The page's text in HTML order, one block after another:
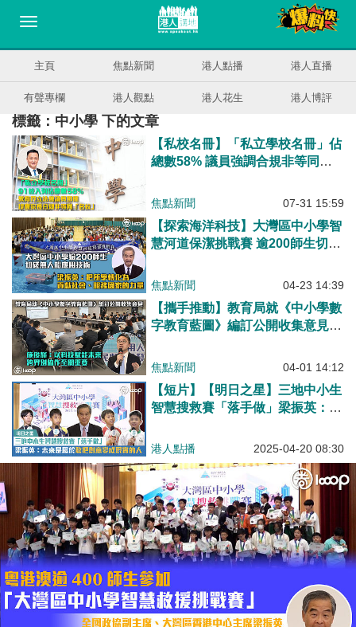
主頁 焦點新聞 港人點播 港人直播
有聲專欄 港人觀點 港人花生 港人博評
標籤：中小學 下的文章
【私校名冊】「私立學校名冊」佔
總數58% 議員強調合規非等同
焦點新聞 07-31 15:59
【探索海洋科技】大灣區中小學智
慧河道保潔挑戰賽 逾200師生切磋
焦點新聞 04-23 14:39
【攜手推動】教育局就《中小學數
字教育藍圖》編訂公開收集意見
協作至關重要
焦點新聞 04-01 14:12
【短片】【明日之星】三地中小生
智慧搜救賽「落手做」梁振英：未
港人點播 2025-04-20 08:30